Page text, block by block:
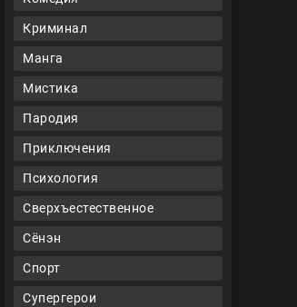
Криминал
Манга
Мистика
Пародия
Приключения
Психология
Сверхъестественное
Сёнэн
Спорт
Супергерои